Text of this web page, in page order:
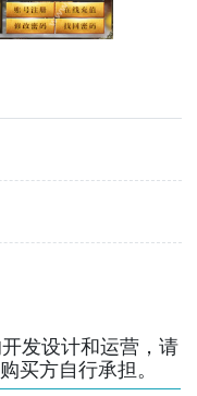
发设计和运营，请
买方自行承担。